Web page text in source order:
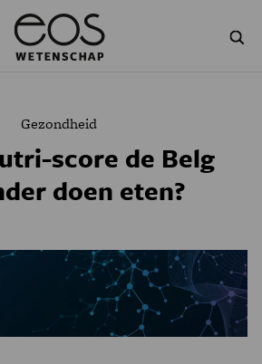
GESCHIEDENIS
AGENDA
Gezondheid
score de Belg
doen eten?